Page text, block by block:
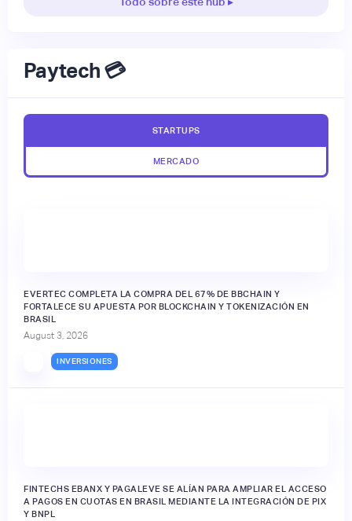
Paytech 💳
STARTUPS
MERCADO
EVERTEC COMPLETA LA COMPRA DEL 67% DE BBCHAIN Y
FORTALECE SU APUESTA POR BLOCKCHAIN Y TOKENIZACIÓN EN
BRASIL
August 3, 2026
INVERSIONES
FINTECHS EBANX Y PAGALEVE SE ALÍAN PARA AMPLIAR EL ACCESO
A PAGOS EN CUOTAS EN BRASIL MEDIANTE LA INTEGRACIÓN DE PIX
Y BNPL